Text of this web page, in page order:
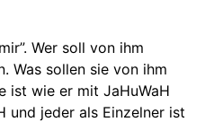
Wer soll von ihm
Was sollen sie von ihm
ist wie er mit JaHuWaH
und jeder als Einzelner ist